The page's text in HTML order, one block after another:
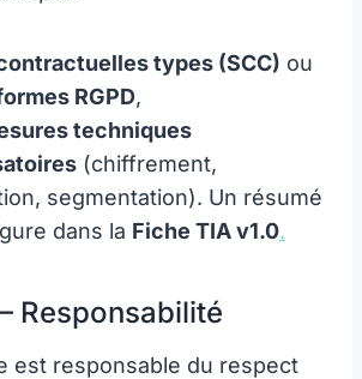
types (SCC) ou
RGPD,
techniques
(chiffrement,
segmentation). Un résumé
dans la Fiche TIA v1.0.
Responsabilité
est responsable du respect